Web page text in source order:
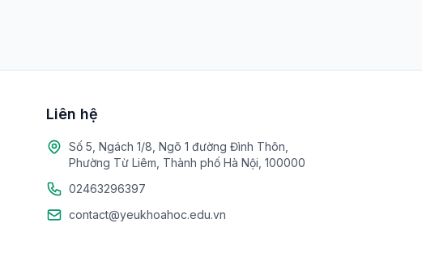
Liên hệ
Số 5, Ngách 1/8, Ngõ 1 đường Đình Thôn,
Phường Từ Liêm, Thành phố Hà Nội, 100000
02463296397
contact@yeukhoahoc.edu.vn